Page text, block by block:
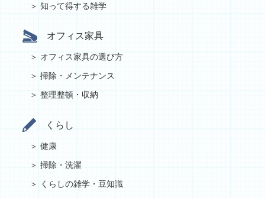
知って得する雑学
オフィス家具
オフィス家具の選び方
掃除・メンテナンス
整理整頓・収納
くらし
健康
掃除・洗濯
くらしの雑学・豆知識